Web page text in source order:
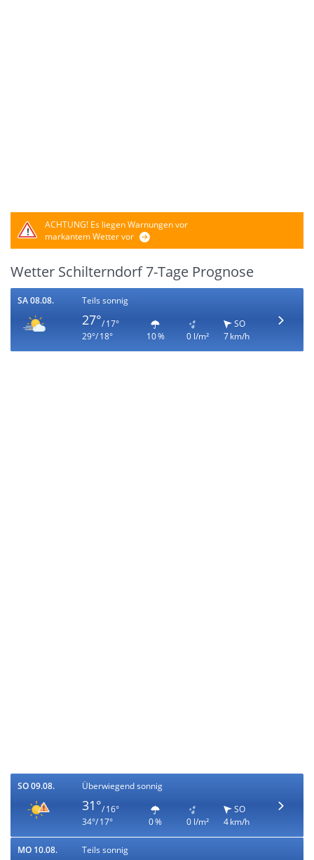
ACHTUNG!Es liegen Warnungen vor
markantem Wetter vor
Wetter Schilterndorf 7-Tage Prognose
SA 08.08. Teils sonnig
27°/ 17°
29°/ 18°
10 % 0 l/m²
SO
7 km/h
SO 09.08. Überwiegend sonnig
31°/ 16°
34°/ 17°
0 % 0 l/m²
SO
4 km/h
MO 10.08. Teils sonnig